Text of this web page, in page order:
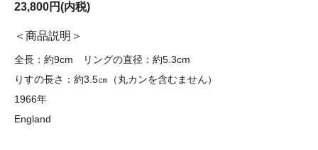
23,800円(内税)
商品説明
全長：約9cm リングの直径：約5.3cm
りすの長さ：約3.5㎝（丸カンを含むません）
1966年
England